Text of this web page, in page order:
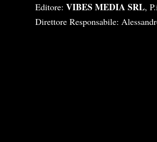
Editore: VIBES MEDIA SRL,
Direttore Responsabile: